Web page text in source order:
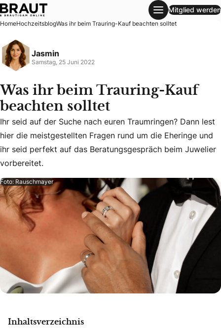
Was ihr beim Trauring-Kauf beachten solltet
Mitglied werden
HomeHochzeitsblogWas ihr beim Trauring-Kauf beachten solltet
Jasmin
Samstag, 25 Juni 2022
Was ihr beim Trauring-Kauf
beachten solltet
Ihr seid auf der Suche nach euren Traumringen? Dann
Ihr seid auf der Suche nach euren Traumringen? Dann lest
hier die meistgestellten Fragen rund um die Eheringe und
ihr seid perfekt auf das Beratungsgespräch beim Juwelier
vorbereitet.
Foto: Rauschmayer
Inhaltsverzeichnis